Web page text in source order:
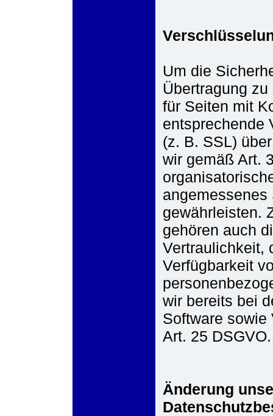
Um die
Übertragung
für Seiten mit
entsprechende
(z. B. SSL)
wir gemäß Art.
gewährleisten.
gehören auch
Vertraulichkeit,
Verfügbarkeit
wir bereits bei
Software sowie
Art. 25 DSGVO.
Änderung